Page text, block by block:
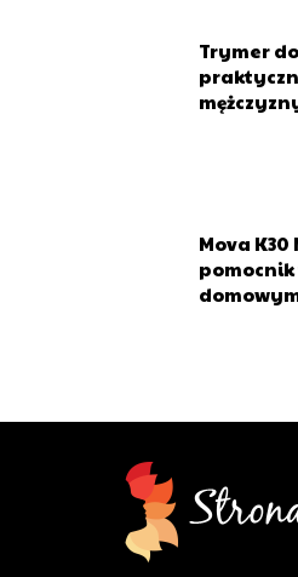
Miesięczny newsletter
Trymer
Mova